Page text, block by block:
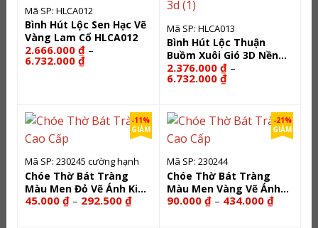
Mã SP: HLCA012
Bình Hút Lộc Sen Hạc Vẽ
Vàng Lam Cổ HLCA012
2.666.000 ₫ –
6.732.000 ₫Khoảng
Mã SP: HLCA013
Bình Hút Lộc Thuận
Buồm Xuôi Gió 3D Nền
Vàng HLCA013
2.376.000 ₫ –
6.732.000 ₫Khoảng
giá:
đến
6.732.000 ₫
-11%
GIẢM
Mã SP: 230245 cường hạnh
Chóe Thờ Bát Tràng
Màu Men Đỏ Vẽ Ánh Kim
Rồng Phượng 230245
45.000 ₫ – 292.500 ₫Khoảng
-21%
GIẢM
Mã SP: 230244
Chóe Thờ Bát Tràng
Màu Men Vàng Vẽ Ánh
Kim Long Chầu Nguyệt
90.000 ₫ – 434.000 ₫Khoảng
giá: